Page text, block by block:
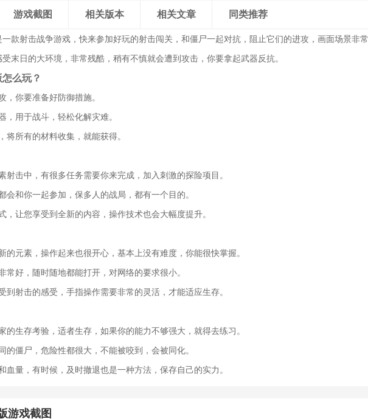
游戏截图 相关版本 相关文章 同类推荐
款射击战争游戏，快来参加好玩的射击闯关，和僵尸一起对抗，阻止它们的进攻，画面场景非常
末日的大环境，非常残酷，稍有不慎就会遭到攻击，你要拿起武器反抗。
么玩？
，你要准备好防御措施。
，用于战斗，轻松化解灾难。
将所有的材料收集，就能获得。
射击中，有很多任务需要你来完成，加入刺激的探险项目。
会和你一起参加，保多人的战局，都有一个目的。
，让您享受到全新的内容，操作技术也会大幅度提升。
的元素，操作起来也很开心，基本上没有难度，你能很快掌握。
常好，随时随地都能打开，对网络的要求很小。
到射击的感受，手指操作需要非常的灵活，才能适应生存。
的生存考验，适者生存，如果你的能力不够强大，就得去练习。
的僵尸，危险性都很大，不能被咬到，会被同化。
血量，有时候，及时撤退也是一种方法，保存自己的实力。
游戏截图